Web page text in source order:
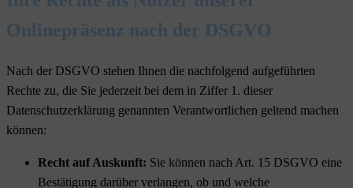
Onlinepräsenz nach der DSGVO
Nach der DSGVO stehen Ihnen die nachfolgend aufgeführten
Rechte zu, die Sie jederzeit bei dem in Ziffer 1. dieser
Datenschutzerklärung genannten Verantwortlichen geltend machen
können:
Recht auf Auskunft: Sie können nach Art. 15 DSGVO eine
Bestätigung darüber verlangen, ob und welche